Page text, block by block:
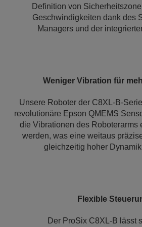
Definition von
Geschwindigkeiten dank des
Managers und der
Weniger Vibration für
Unsere Roboter der C8XL-B-
revolutionäre Epson QMEMS
die Vibrationen des Roboterarms
werden, was eine weitaus
gleichzeitig hoher
Flexible
Der ProSix C8XL-B lässt